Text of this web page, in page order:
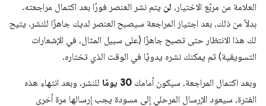
العلامة من مربّع الاختيار، لن يتم نشر العنصر فورًا بعد اكتمال مراجعته.
بدلاً من ذلك، بعد اجتياز المراجعة سيصبح العنصر لديك جاهزًا للنشر. يتيح
لك هذا الانتظار حتى تصبح جاهزًا (على سبيل المثال، في الإشعارات
التسويقية) ثم يمكنك نشره يدويًا في الوقت الذي تختاره.
وبعد اكتمال المراجعة، سيكون أمامك 30 يومًا
للنشر. وبعد انتهاء هذه
الفترة، سيعود الإرسال المرحلي إلى مسودة يجب إرسالها مرة أخرى